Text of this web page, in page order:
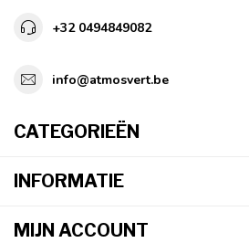
+32 0494849082
info@atmosvert.be
CATEGORIEËN
INFORMATIE
MIJN ACCOUNT